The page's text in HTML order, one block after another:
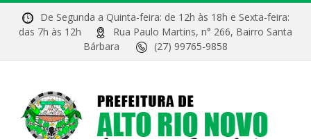
De Segunda a Quinta-feira: de 12h às 18h e Sexta-feira:
das 7h às 12h
Rua Paulo Martins, n° 266, Bairro Santa
Bárbara
(27) 99765-9858